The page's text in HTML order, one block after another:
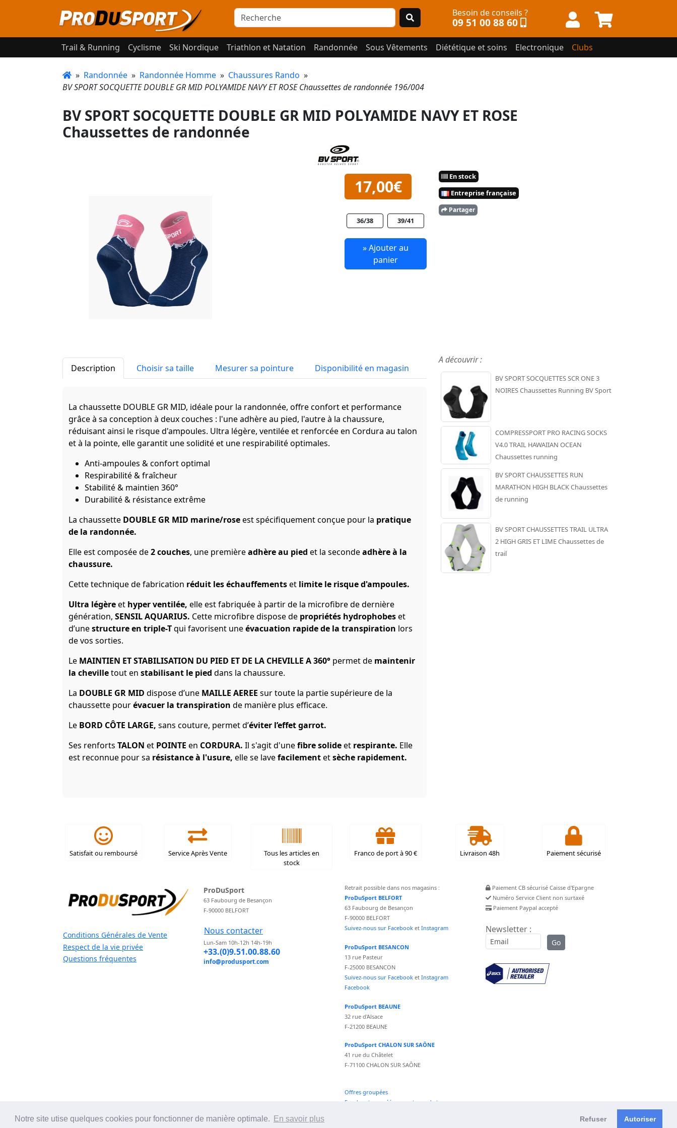
Notre site utise quelques cookies pour fonctionner de manière optimale. En savoir plus Refuser Autoriser
Besoin de conseils ?
09 51 00 88 60
Trail & Running Cyclisme Ski Nordique Triathlon et Natation Randonnée Sous Vêtements Diététique et soins Electronique Clubs
» Randonnée » Randonnée Homme » Chaussures Rando »
BV SPORT SOCQUETTE DOUBLE GR MID POLYAMIDE NAVY ET ROSE Chaussettes de randonnée 196/004
BV SPORT SOCQUETTE DOUBLE GR MID POLYAMIDE NAVY ET ROSE
Chaussettes de randonnée
17,00€
36/38 39/41
» Ajouter au
panier
En stock
Entreprise française
Partager
Description Choisir sa taille Mesurer sa pointure Disponibilité en magasin
La chaussette DOUBLE GR MID, idéale pour la randonnée, offre confort et performance
grâce à sa conception à deux couches : l'une adhère au pied, l'autre à la chaussure,
réduisant ainsi le risque d'ampoules. Ultra légère, ventilée et renforcée en Cordura au talon
et à la pointe, elle garantit une solidité et une respirabilité optimales.
Anti-ampoules & confort optimal
Respirabilité & fraîcheur
Stabilité & maintien 360°
Durabilité & résistance extrême
La chaussette DOUBLE GR MID marine/roseest spécifiquement conçue pour la pratique
de la randonnée.
Elle est composée de2 couches, une premièreadhère au pied et la secondeadhère à la
chaussure.
Cette technique de fabrication réduit les échauffementset limite le risque d'ampoules.
Ultra légèreet hyper ventilée, elle est fabriquée à partir de la microfibre de dernière
génération, SENSIL AQUARIUS. Cette microfibre dispose de propriétés hydrophobeset
d’unestructure en triple-Tqui favorisent uneévacuation rapide de la transpiration lors
de vos sorties.
Le MAINTIEN ET STABILISATION DU PIED ET DE LA CHEVILLE A 360° permet de maintenir
la chevilletout en stabilisant le pied dans la chaussure.
La DOUBLE GR MID dispose d’une MAILLE AEREE sur toute la partie supérieure de la
chaussette pourévacuer la transpiration de manière plus efficace.
Le BORD CÔTE LARGE, sans couture, permet d’éviter l’effet garrot.
Ses renforts TALON et POINTE en CORDURA. Il s'agit d'unefibre solideet respirante. Elle
est reconnue pour sa résistance à l'usure, elle se lavefacilementetsèche rapidement.
A découvrir :
BV SPORT SOCQUETTES SCR ONE 3
NOIRES Chaussettes Running BV Sport
COMPRESSPORT PRO RACING SOCKS
V4.0 TRAIL HAWAIIAN OCEAN
Chaussettes running
BV SPORT CHAUSSETTES RUN
MARATHON HIGH BLACK Chaussettes
de running
BV SPORT CHAUSSETTES TRAIL ULTRA
2 HIGH GRIS ET LIME Chaussettes de
trail
Satisfait ou remboursé Service Après Vente
Tous les articles en
stock
Franco de port à 90 € Livraison 48h Paiement sécurisé
Conditions Générales de Vente
Respect de la vie privée
Questions fréquentes
ProDuSport
63 Faubourg de Besançon
F-90000 BELFORT
Nous contacter
Lun-Sam 10h-12h 14h-19h
+33.(0)9.51.00.88.60
info@produsport.com
Retrait possible dans nos magasins :
ProDuSport BELFORT
63 Faubourg de Besançon
F-90000 BELFORT
Suivez-nous sur Facebook et Instagram
ProDuSport BESANCON
13 rue Pasteur
F-25000 BESANCON
Suivez-nous sur Facebook et Instagram
Facebook
ProDuSport BEAUNE
32 rue d'Alsace
F-21200 BEAUNE
ProDuSport CHALON SUR SAÔNE
41 rue du Châtelet
F-71100 CHALON SUR SAÔNE
Offres groupées
Fond vecteur créé par vectorpocket -
Paiement CB sécurisé Caisse d'Epargne
Numéro Service Client non surtaxé
Paiement Paypal accepté
Newsletter :